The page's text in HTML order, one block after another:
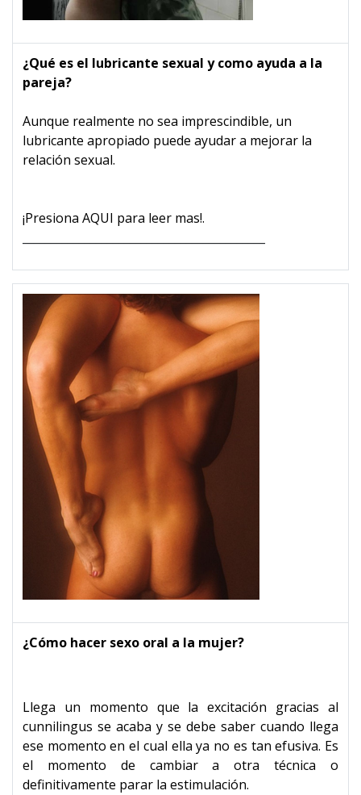
¿Qué es el lubricante sexual y como ayuda a la
pareja?
Aunque realmente no sea imprescindible, un
lubricante apropiado puede ayudar a mejorar la
relación sexual.
¡Presiona AQUI para leer mas!.
¿Cómo hacer sexo oral a la mujer?
Llega un momento que la excitación gracias al
cunnilingus se acaba y se debe saber cuando llega
ese momento en el cual ella ya no es tan efusiva. Es
el momento de cambiar a otra técnica o
definitivamente parar la estimulación.